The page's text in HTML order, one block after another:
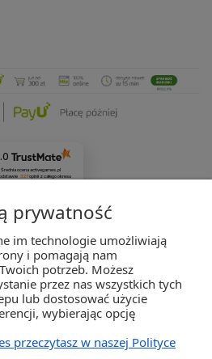
Średnia ocena activegames.pl
327opinii z całego okresu
ZAKUPY
POMOC
prywatność
im technologie umożliwiają
i pomagają nam
potrzeb. Możesz
przez nas wszystkich tych
lub dostosować użycie
wybierając opcję
przeczytasz w naszej Polityce